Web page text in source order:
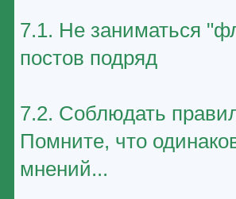
7.1. Не заниматься
постов подряд
7.2. Соблюдать
Помните, что
мнений...